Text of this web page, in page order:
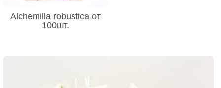
Alchemilla robustica от
100шт.